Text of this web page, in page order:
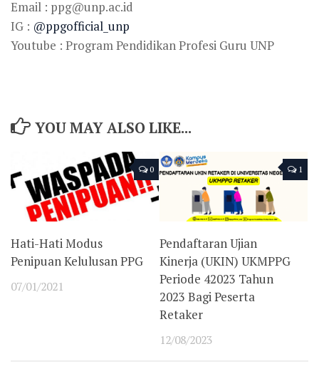
Email : ppg@unp.ac.id
IG : @ppgofficial_unp
Youtube : Program Pendidikan Profesi Guru UNP
YOU MAY ALSO LIKE...
0
Hati-Hati Modus
Penipuan Kelulusan PPG
07/01/2021
1
Pendaftaran Ujian
Kinerja (UKIN) UKMPPG
Periode 42023 Tahun
2023 Bagi Peserta
Retaker
12/08/2023